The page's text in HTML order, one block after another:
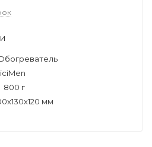
800 г
мм